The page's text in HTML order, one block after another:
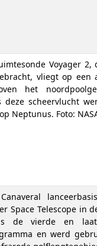
Voyager
vliegt op een
het
deze scheervlucht
Neptunus. Foto:
Space Telescope in
is de vierde en
en werd